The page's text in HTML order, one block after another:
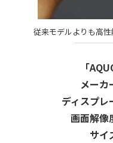
従来モデルよりも高
「
メーカ
ディスプレ
画面解像
サイ